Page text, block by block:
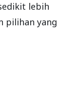
lebih
pilihan yang